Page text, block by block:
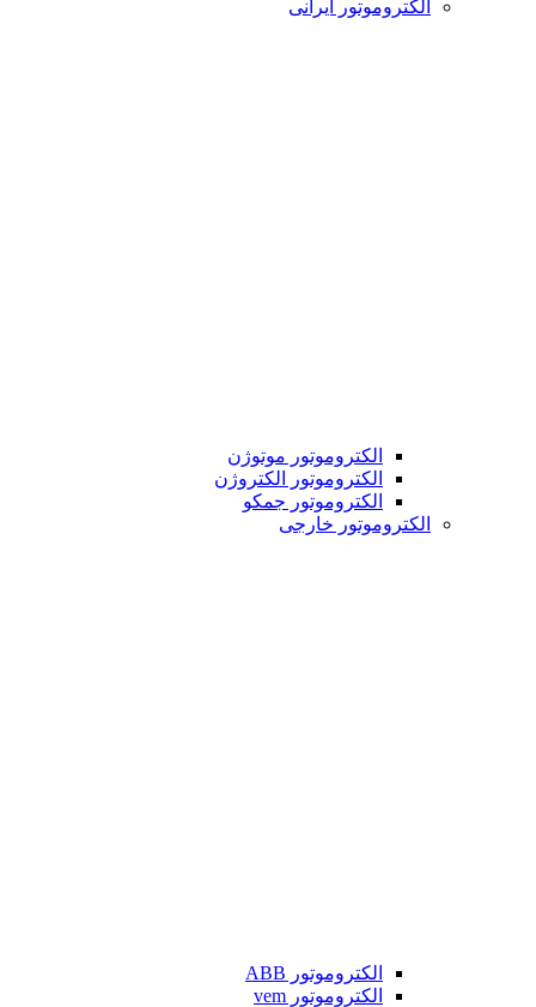
الکتروموتور ایرانی
الکتروموتور موتوژن
الکتروموتور الکتروژن
الکتروموتور جمکو
الکتروموتور خارجی
الکتروموتور ABB
الکتروموتور vem